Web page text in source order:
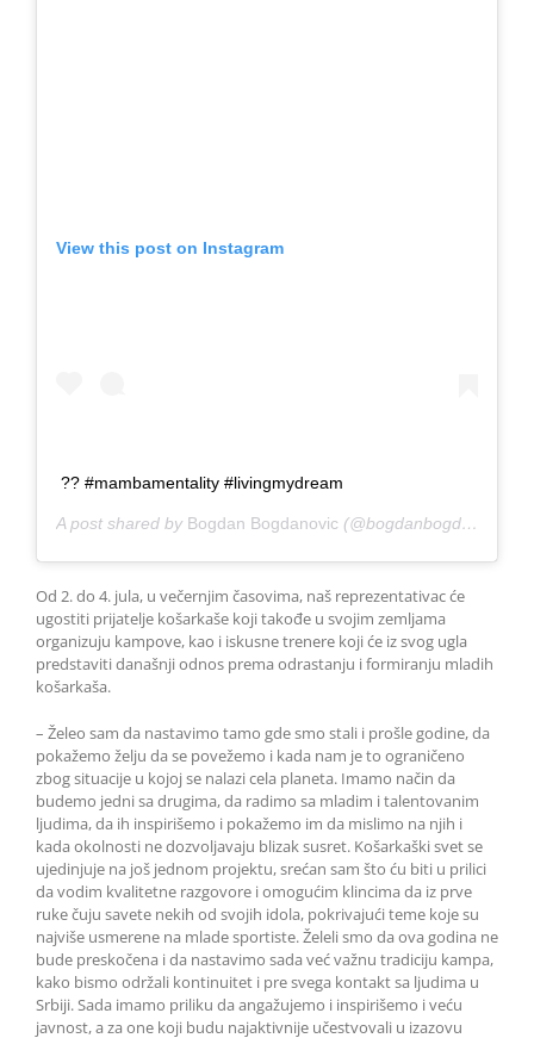
View this post on Instagram
?? #mambamentality #livingmydream
A post shared by Bogdan Bogdanovic (@bogdanbogdanovic) on
Od 2. do 4. jula, u večernjim časovima, naš reprezentativac će
ugostiti prijatelje košarkaše koji takođe u svojim zemljama
organizuju kampove, kao i iskusne trenere koji će iz svog ugla
predstaviti današnji odnos prema odrastanju i formiranju mladih
košarkaša.
– Želeo sam da nastavimo tamo gde smo stali i prošle godine, da
pokažemo želju da se povežemo i kada nam je to ograničeno
zbog situacije u kojoj se nalazi cela planeta. Imamo način da
budemo jedni sa drugima, da radimo sa mladim i talentovanim
ljudima, da ih inspirišemo i pokažemo im da mislimo na njih i
kada okolnosti ne dozvoljavaju blizak susret. Košarkaški svet se
ujedinjuje na još jednom projektu, srećan sam što ću biti u prilici
da vodim kvalitetne razgovore i omogućim klincima da iz prve
ruke čuju savete nekih od svojih idola, pokrivajući teme koje su
najviše usmerene na mlade sportiste. Želeli smo da ova godina ne
bude preskočena i da nastavimo sada već važnu tradiciju kampa,
kako bismo održali kontinuitet i pre svega kontakt sa ljudima u
Srbiji. Sada imamo priliku da angažujemo i inspirišemo i veću
javnost, a za one koji budu najaktivnije učestvovali u izazovu